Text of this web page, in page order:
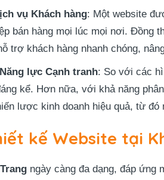
vụ Khách hàng: Một website
bán hàng mọi lúc mọi nơi. Đồng
trợ khách hàng nhanh chóng,
lực Cạnh tranh: So với các
kể. Hơn nữa, với khả năng
lược kinh doanh hiệu quả, từ
kế Website tại
ngày càng đa dạng, đáp ứng